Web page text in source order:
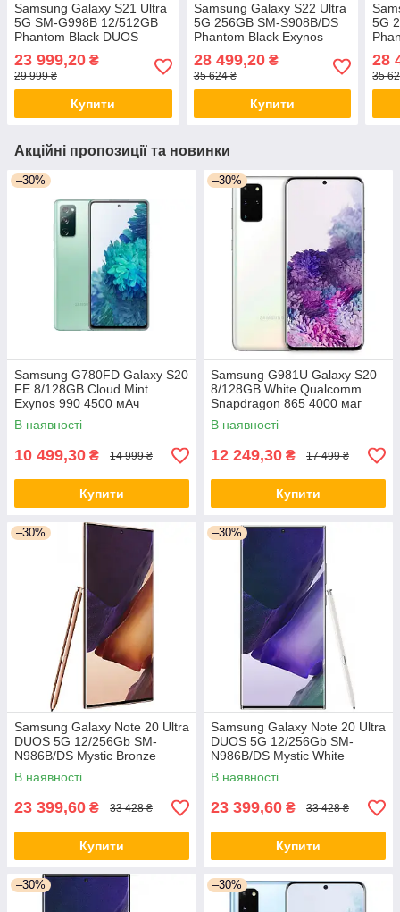
Samsung Galaxy S21 Ultra
5G SM-G998B 12/512GB
Phantom Black DUOS
Exynos 2100 5000 мАг
23 999,20 ₴
29 999 ₴
Купити
Samsung Galaxy S22 Ultra
5G 256GB SM-S908B/DS
Phantom Black Exynos
2200 5000 мАг
28 499,20₴
35 624 ₴
Купити
5G
28
35
Акційні пропозиції та новинки
–30%
Samsung G780FD Galaxy S20
FE 8/128GB Cloud Mint
Exynos 990 4500 мАч
В наявності
10 499,30 ₴ 14 999 ₴
Купити
–30%
Samsung G981U Galaxy S20
8/128GB White Qualcomm
Snapdragon 865 4000 маг
В наявності
12 249,30 ₴ 17 499 ₴
Купити
–30%
Samsung Galaxy Note 20 Ultra
DUOS 5G 12/256Gb SM-
N986B/DS Mystic Bronze
Samsung Exynos 990 + 4300
мАг
В наявності
23 399,60 ₴ 33 428 ₴
Купити
–30%
Samsung Galaxy Note 20 Ultra
DUOS 5G 12/256Gb SM-
N986B/DS Mystic White
Samsung Exynos 990 + 4300
мАг
В наявності
23 399,60 ₴ 33 428 ₴
Купити
–30% –30%